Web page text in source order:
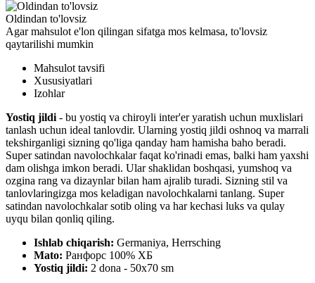
Oldindan to'lovsiz
Agar mahsulot e'lon qilingan sifatga mos kelmasa, to'lovsiz
qaytarilishi mumkin
Mahsulot tavsifi
Xususiyatlari
Izohlar
Yostiq jildi - bu yostiq va chiroyli inter'er yaratish uchun muxlislari
tanlash uchun ideal tanlovdir. Ularning yostiq jildi oshnoq va marrali
tekshirganligi sizning qo'liga qanday ham hamisha baho beradi.
Super satindan navolochkalar faqat ko'rinadi emas, balki ham yaxshi
dam olishga imkon beradi. Ular shaklidan boshqasi, yumshoq va
ozgina rang va dizaynlar bilan ham ajralib turadi. Sizning stil va
tanlovlaringizga mos keladigan navolochkalarni tanlang. Super
satindan navolochkalar sotib oling va har kechasi luks va qulay
uyqu bilan qonliq qiling.
Ishlab chiqarish: Germaniya, Herrsching
Mato: Ранфорс 100% ХБ
Yostiq jildi: 2 dona - 50x70 sm